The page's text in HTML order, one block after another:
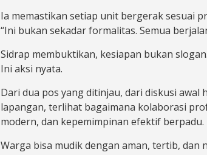
Ia memastikan setiap unit bergerak sesuai
“Ini bukan sekadar formalitas. Semua
Sidrap membuktikan, kesiapan bukan slogan.
Ini aksi nyata.
Dari dua pos yang ditinjau, dari diskusi awal
lapangan, terlihat bagaimana kolaborasi
modern, dan kepemimpinan efektif berpadu.
Warga bisa mudik dengan aman, tertib, dan